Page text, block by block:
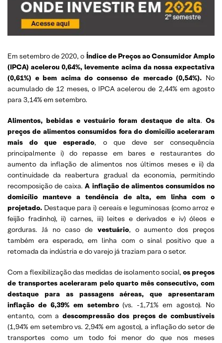
Em setembro de 2020, o Índice de Preços ao Consumidor Amplo
(IPCA) acelerou 0,64%, levemente acima da nossa expectativa
(0,61%) e bem acima do consenso de mercado (0,54%). No
acumulado de 12 meses, o IPCA acelerou de 2,44% em agosto
para 3,14% em setembro.
Alimentos, bebidas e vestuário foram destaque de alta. Os
preços de alimentos consumidos fora do domicílio aceleraram
mais do que esperado, o que deve ser consequência
principalmente i) do repasse em bares e restaurantes do
aumento da inflação de alimentos nos últimos meses e ii) da
continuidade da reabertura gradual da economia, permitindo
recomposição de caixa.A inflação de alimentos consumidos no
domicílio manteve a tendência de alta, em linha com o
projetado. Destaque para i) cereais e leguminosas (como arroz e
feijão fradinho), ii) carnes, iii) leites e derivados e iv) óleos e
gorduras. Já no caso de vestuário, o aumento dos preços
também era esperado, em linha com o sinal positivo que a
retomada da indústria e do varejo já traziam para o setor.
Com a flexibilização das medidas de isolamento social, os preços
de transportes aceleraram pelo quarto mês consecutivo, com
destaque para as passagens aéreas, que apresentaram
inflação de 6,39% em setembro(vs. -1,71% em agosto). No
entanto, com a descompressão dos preços de combustíveis
(1,94% em setembro vs. 2,94% em agosto), a inflação do setor de
transportes como um todo foi menor do que nos meses